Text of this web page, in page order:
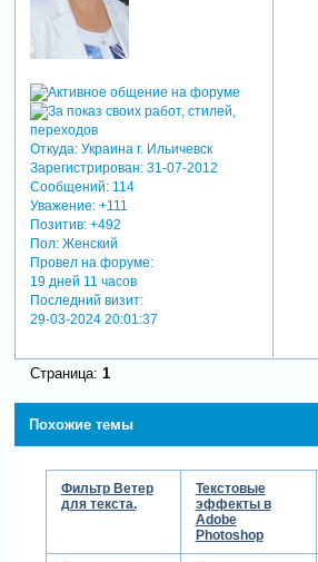
Откуда:Украина г. Ильичевск
Зарегистрирован: 31-07-2012
Сообщений:114
Уважение: +111
Позитив: +492
Пол:Женский
Провел на форуме:
19 дней 11 часов
Последний визит:
29-03-2024 20:01:37
Страница: 1
Похожие темы
Фильтр Ветер
для текста.
Текстовые
эффекты в
Adobe
Photoshop